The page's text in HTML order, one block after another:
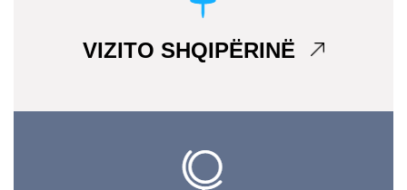
VIZITO SHQIPËRINË